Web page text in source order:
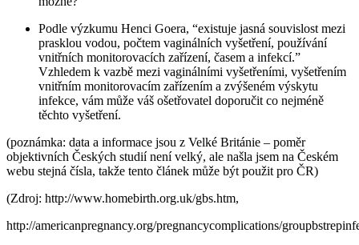
Podle výzkumu Henci Goera, “existuje jasná souvislost mezi
prasklou vodou, počtem vaginálních vyšetření, používání
vnitřních monitorovacích zařízení, časem a infekcí.”
Vzhledem k vazbě mezi vaginálními vyšetřeními, vyšetřením
vnitřním monitorovacím zařízením a zvýšeném výskytu
infekce, vám může váš ošetřovatel doporučit co nejméně
těchto vyšetření.
(poznámka: data a informace jsou z Velké Británie – poměr
objektivních Českých studií není velký, ale našla jsem na Českém
webu stejná čísla, takže tento článek může být použit pro ČR)
(Zdroj: http://www.homebirth.org.uk/gbs.htm,
http://americanpregnancy.org/pregnancycomplications/